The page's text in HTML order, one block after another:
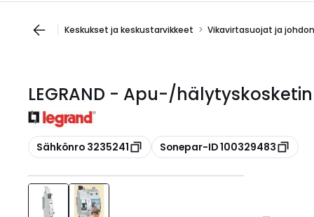
Keskukset ja keskustarvikkeet Vikavirtasuojat ja
LEGRAND - Apu-/
Kopioi
Sähkönro 3235241 Kopioi
Sonepar-ID 100329483